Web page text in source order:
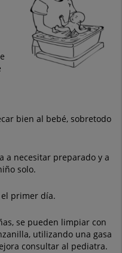
bien al bebé, sobretodo
a necesitar preparado y a
solo.
primer día.
se pueden limpiar con
utilizando una gasa
consultar al pediatra.